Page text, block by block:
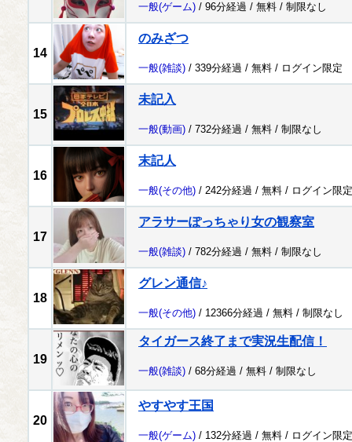
一般(ゲーム) / 96分経過 / 無料 / 制限なし
14
のみざつ
一般(雑談) / 339分経過 / 無料 / ログイン限定
15
未記入
一般(動画) / 732分経過 / 無料 / 制限なし
16
末記人
一般(その他) / 242分経過 / 無料 / ログイン限定
17
アラサーぽっちゃり女の観察室
一般(雑談) / 782分経過 / 無料 / 制限なし
18
グレン通信♪
一般(その他) / 12366分経過 / 無料 / 制限なし
19
タイガース終了まで実況生配信！
一般(雑談) / 68分経過 / 無料 / 制限なし
20
やすやす王国
一般(ゲーム) / 132分経過 / 無料 / ログイン限定